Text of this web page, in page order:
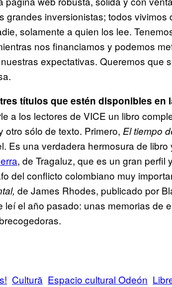
grandes inversionistas; todos
solamente a quien los lee.
nos financiamos y podemos
expectativas. Queremos que
títulos que estén disponibles en
a los lectores de VICE un libro
otro sólo de texto. Primero, El tiempo
Es una verdadera hermosura de
, de Tragaluz, que es un gran perfil
del conflicto colombiano muy
, de James Rhodes, publicado por
leí el año pasado: unas memorias de
Cultură Espacio cultural Odeón